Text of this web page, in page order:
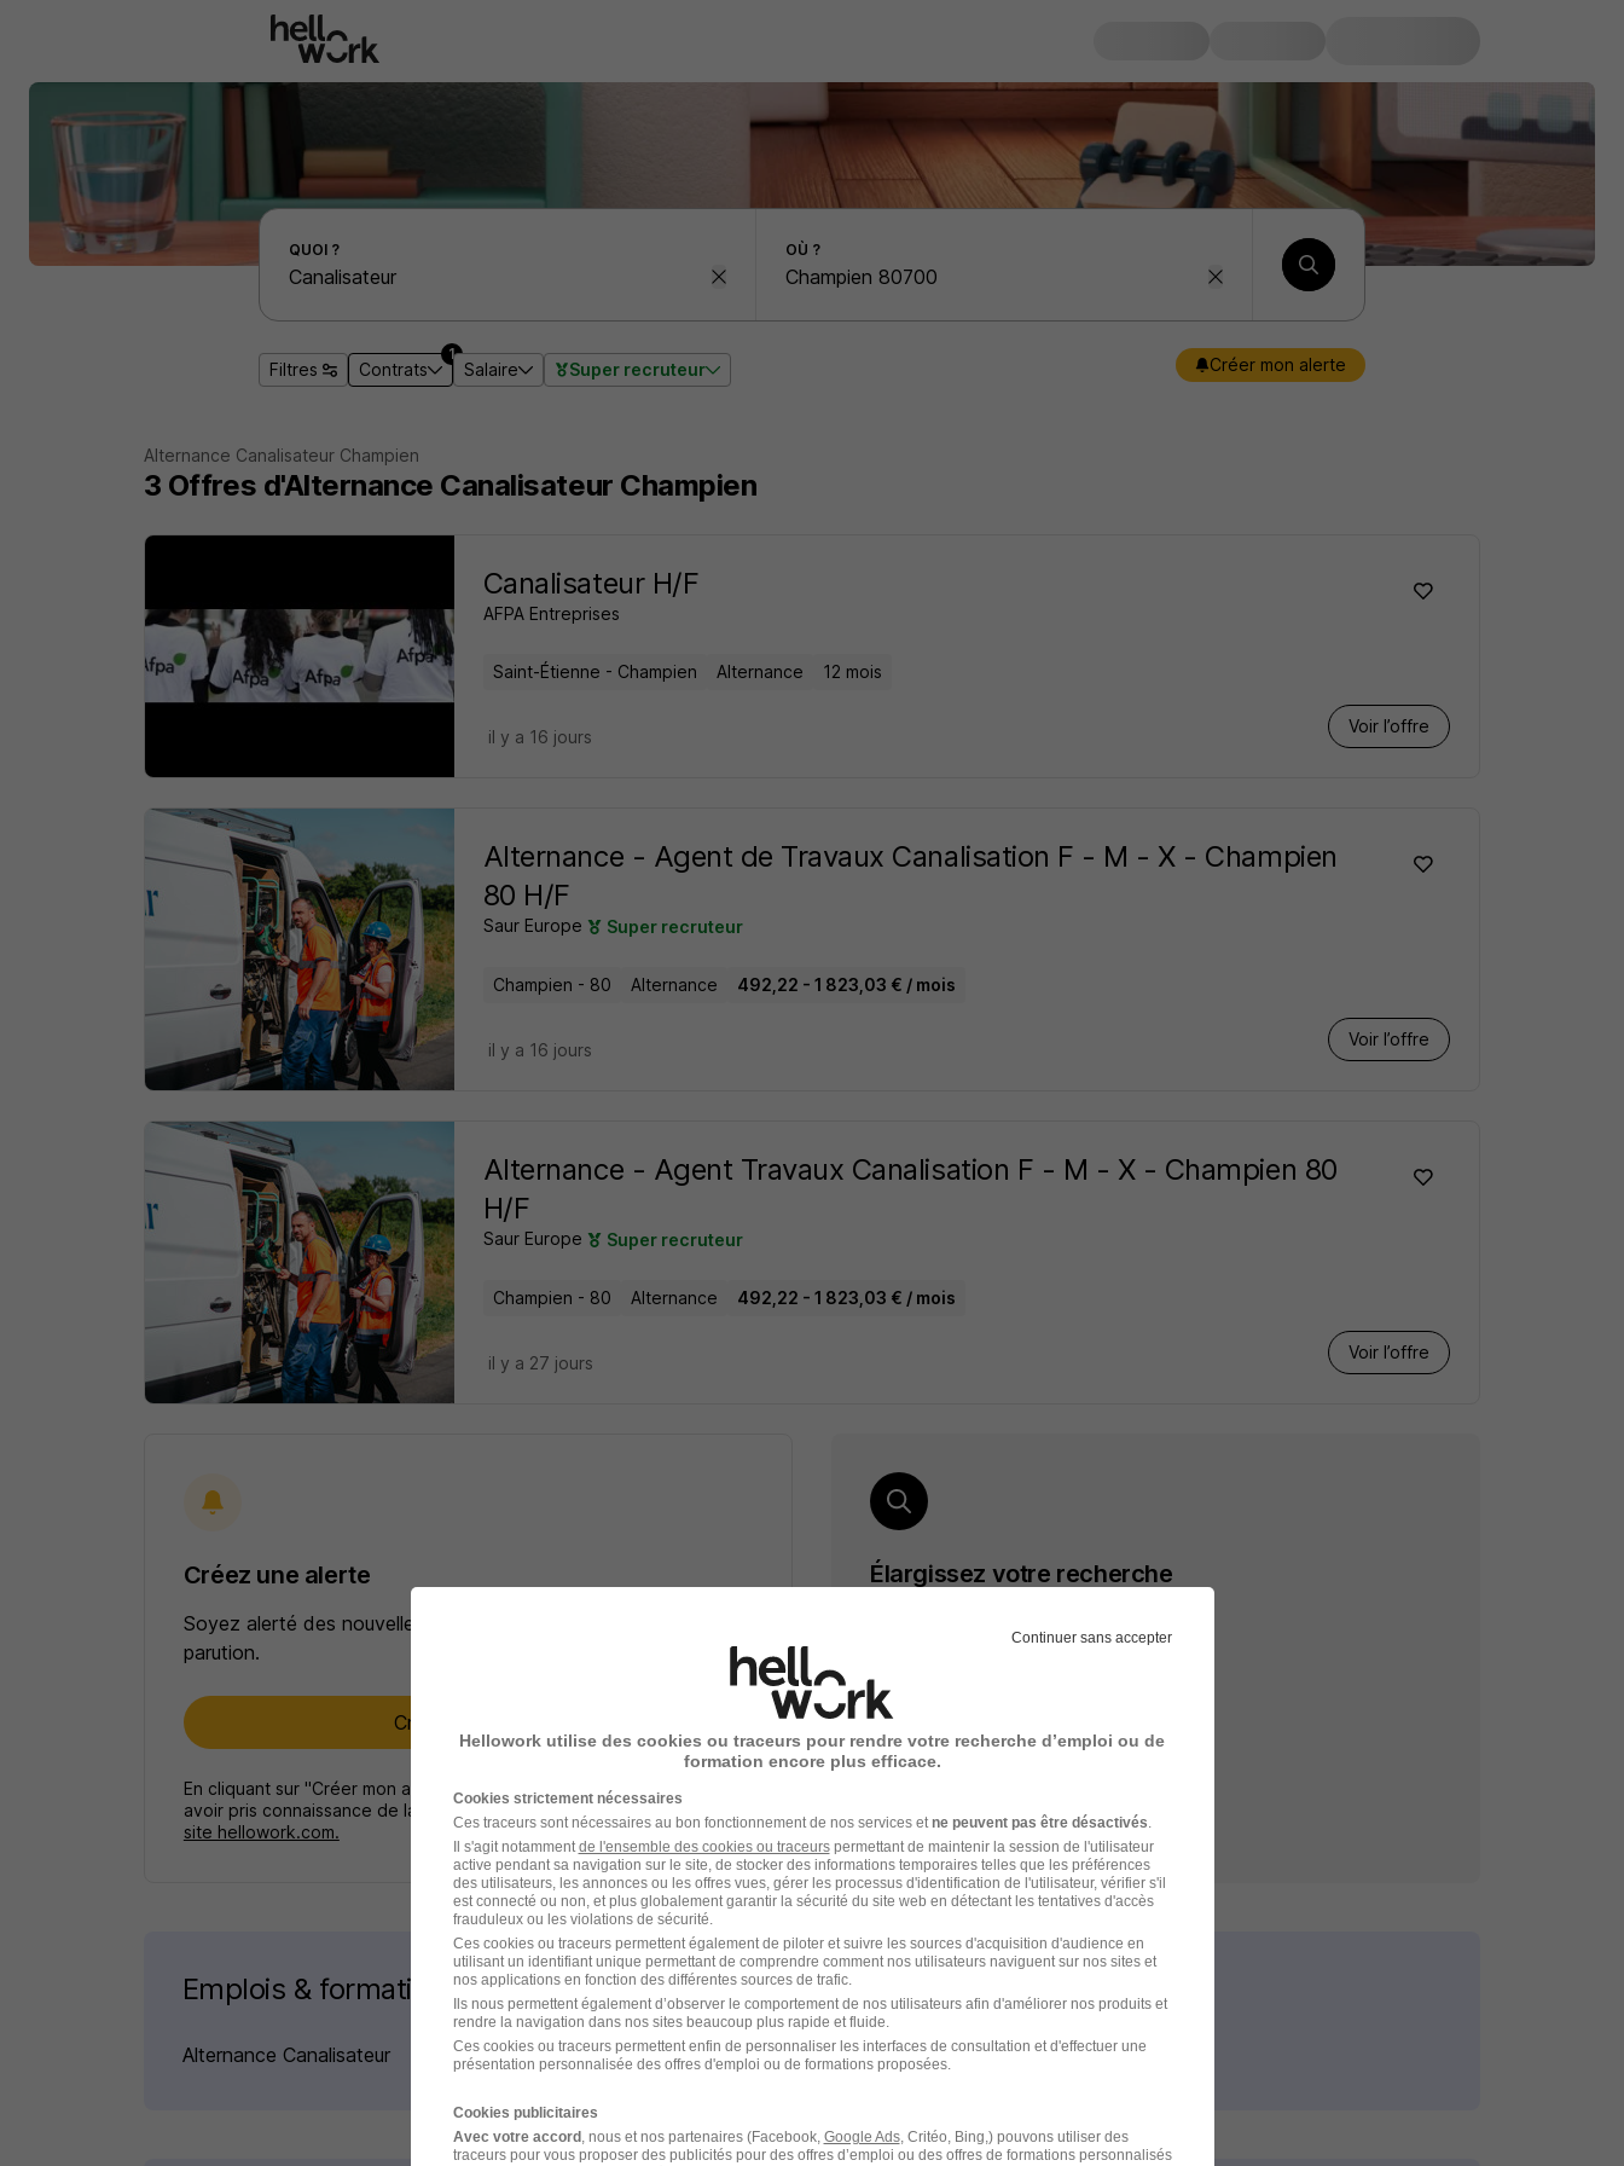
Effectuer une recherche d'emploi par localité
QUOI ? OÙ ?
Filtres Contrats
1
Salaire Super recruteur Créer mon alerte
Alternance Canalisateur Champien
3 Offres d'Alternance Canalisateur Champien
Canalisateur H/F
AFPA Entreprises
Saint-Étienne - Champien Alternance 12 mois
Voir l’offre
il y a 16 jours
Alternance - Agent de Travaux Canalisation F - M - X - Champien
80 H/F
Saur Europe Super recruteur
Champien - 80 Alternance 492,22 - 1 823,03 € / mois
Voir l’offre
il y a 16 jours
Alternance - Agent Travaux Canalisation F - M - X - Champien 80
H/F
Saur Europe Super recruteur
Champien - 80 Alternance 492,22 - 1 823,03 € / mois
Voir l’offre
il y a 27 jours
Créez une alerte
Soyez alerté des nouvelles offres pour cette recherche dès leur
parution.
Créer mon alerte
En cliquant sur "Créer mon alerte", vous acceptez les
et déclarez
avoir pris connaissance de la
politique de protection des données du
site hellowork.com.
Élargissez votre recherche
Emploi à Champien
Alternance Canalisateur
Emplois & formations
Alternance Canalisateur Alternance BTP
Continuer sans accepter
Hellowork utilise des cookies ou traceurs pour rendre votre recherche d’emploi ou de
formation encore plus efficace.
Cookies strictement nécessaires
Ces traceurs sont nécessaires au bon fonctionnement de nos services et ne peuvent pas être désactivés
Il s'agit notamment de l'ensemble des cookies ou traceurspermettant de maintenir la session de l'utilisateur
active pendant sa navigation sur le site, de stocker des informations temporaires telles que les préférences
des utilisateurs, les annonces ou les offres vues, gérer les processus d'identification de l'utilisateur, vérifier s'il
est connecté ou non, et plus globalement garantir la sécurité du site web en détectant les tentatives d'accès
frauduleux ou les violations de sécurité.
Ces cookies ou traceurs permettent également de piloter et suivre les sources d'acquisition d'audience en
utilisant un identifiant unique permettant de comprendre comment nos utilisateurs naviguent sur nos sites et
nos applications en fonction des différentes sources de trafic.
Ils nous permettent également d’observer le comportement de nos utilisateurs afin d'améliorer nos produits et
rendre la navigation dans nos sites beaucoup plus rapide et fluide.
Ces cookies ou traceurs permettent enfin de personnaliser les interfaces de consultation et d'effectuer une
présentation personnalisée des offres d'emploi ou de formations proposées.
Cookies publicitaires
Avec votre accord, nous et nos partenaires (Facebook, Google Ads, Critéo, Bing,) pouvons utiliser des
traceurs pour vous proposer des publicités pour des offres d’emploi ou des offres de formations personnalisés